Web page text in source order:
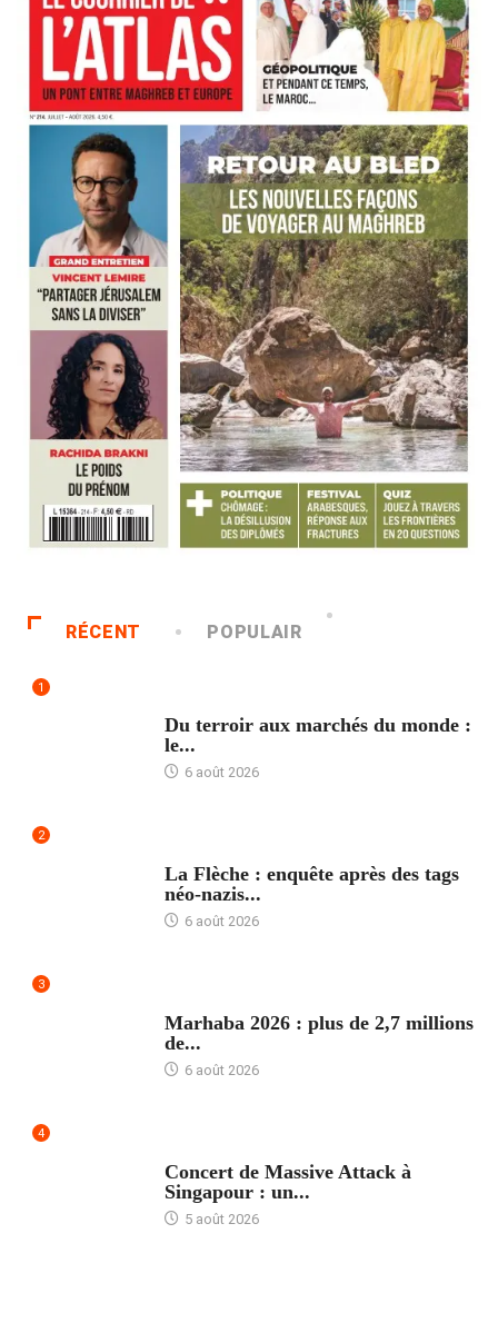
RÉCENT POPULAIR
1
Du terroir aux marchés du monde :
le...
6 août 2026
2
La Flèche : enquête après des tags
néo-nazis...
6 août 2026
3
Marhaba 2026 : plus de 2,7 millions
de...
6 août 2026
4
Concert de Massive Attack à
Singapour : un...
5 août 2026